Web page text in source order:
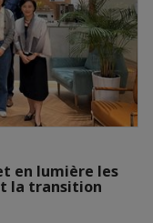
en lumière les
la transition